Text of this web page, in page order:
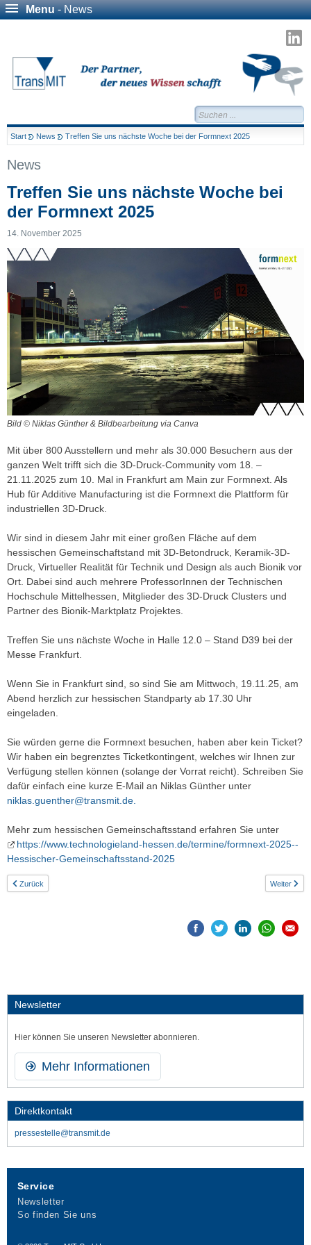
Menu- News
Suchen...
Start News Treffen Sie uns nächste Woche bei der Formnext 2025
Newsletter
Hier können Sie unseren Newsletter abonnieren.
Mehr Informationen
Direktkontakt
pressestelle@transmit.de
News
Treffen Sie uns nächste Woche bei
der Formnext 2025
14. November 2025
Bild © Niklas Günther & Bildbearbeitung via Canva
Mit über 800 Ausstellern und mehr als 30.000 Besuchern aus der
ganzen Welt trifft sich die 3D-Druck-Community vom 18. –
21.11.2025 zum 10. Mal in Frankfurt am Main zur Formnext. Als
Hub für Additive Manufacturing ist die Formnext die Plattform für
industriellen 3D-Druck.
Wir sind in diesem Jahr mit einer großen Fläche auf dem
hessischen Gemeinschaftstand mit 3D-Betondruck, Keramik-3D-
Druck, Virtueller Realität für Technik und Design als auch Bionik vor
Ort. Dabei sind auch mehrere ProfessorInnen der Technischen
Hochschule Mittelhessen, Mitglieder des 3D-Druck Clusters und
Partner des Bionik-Marktplatz Projektes.
Treffen Sie uns nächste Woche in Halle 12.0 – Stand D39 bei der
Messe Frankfurt.
Wenn Sie in Frankfurt sind, so sind Sie am Mittwoch, 19.11.25, am
Abend herzlich zur hessischen Standparty ab 17.30 Uhr
eingeladen.
Sie würden gerne die Formnext besuchen, haben aber kein Ticket?
Wir haben ein begrenztes Ticketkontingent, welches wir Ihnen zur
Verfügung stellen können (solange der Vorrat reicht). Schreiben Sie
dafür einfach eine kurze E-Mail an Niklas Günther unter
niklas.guenther@transmit.de
Mehr zum hessischen Gemeinschaftsstand erfahren Sie unter
https://www.technologieland-hessen.de/termine/formnext-2025--
Hessischer-Gemeinschaftsstand-2025
Zurück Weiter
Service
Newsletter
So finden Sie uns